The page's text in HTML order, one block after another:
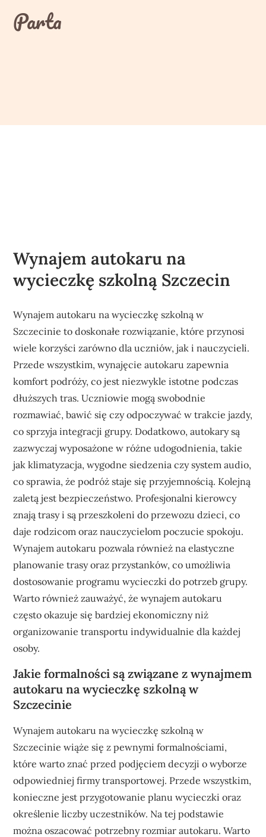
contentParta
Wynajem autokaru na
wycieczkę szkolną Szczecin
Wynajem autokaru na wycieczkę szkolną w
Szczecinie to doskonałe rozwiązanie, które przynosi
wiele korzyści zarówno dla uczniów, jak i nauczycieli.
Przede wszystkim, wynajęcie autokaru zapewnia
komfort podróży, co jest niezwykle istotne podczas
dłuższych tras. Uczniowie mogą swobodnie
rozmawiać, bawić się czy odpoczywać w trakcie jazdy,
co sprzyja integracji grupy. Dodatkowo, autokary są
zazwyczaj wyposażone w różne udogodnienia, takie
jak klimatyzacja, wygodne siedzenia czy system audio,
co sprawia, że podróż staje się przyjemnością. Kolejną
zaletą jest bezpieczeństwo. Profesjonalni kierowcy
znają trasy i są przeszkoleni do przewozu dzieci, co
daje rodzicom oraz nauczycielom poczucie spokoju.
Wynajem autokaru pozwala również na elastyczne
planowanie trasy oraz przystanków, co umożliwia
dostosowanie programu wycieczki do potrzeb grupy.
Warto również zauważyć, że wynajem autokaru
często okazuje się bardziej ekonomiczny niż
organizowanie transportu indywidualnie dla każdej
osoby.
Jakie formalności są związane z wynajmem
autokaru na wycieczkę szkolną w
Szczecinie
Wynajem autokaru na wycieczkę szkolną w
Szczecinie wiąże się z pewnymi formalnościami,
które warto znać przed podjęciem decyzji o wyborze
odpowiedniej firmy transportowej. Przede wszystkim,
konieczne jest przygotowanie planu wycieczki oraz
określenie liczby uczestników. Na tej podstawie
można oszacować potrzebny rozmiar autokaru. Warto